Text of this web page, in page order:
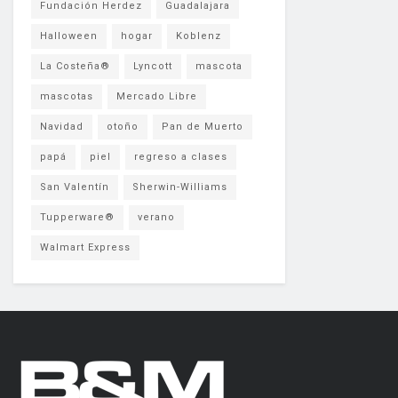
Fundación Herdez Guadalajara
Halloween hogar Koblenz
La Costeña® Lyncott mascota
mascotas Mercado Libre
Navidad otoño Pan de Muerto
papá piel regreso a clases
San Valentín Sherwin-Williams
Tupperware® verano
Walmart Express